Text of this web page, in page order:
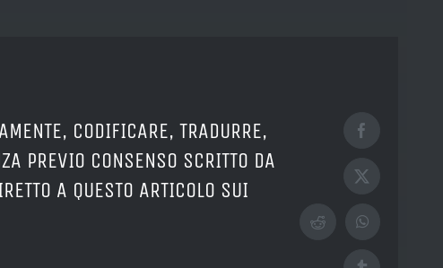
CODIFICARE, TRADURRE,
PREVIO CONSENSO SCRITTO DA
A QUESTO ARTICOLO SUI
Facebook
X
RedditWhatsApp